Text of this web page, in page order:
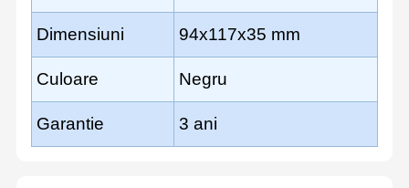
Dimensiuni 94x117x35 mm
Culoare Negru
Garantie 3 ani